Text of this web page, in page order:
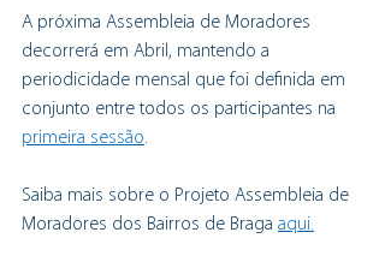
A próxima Assembleia de Moradores
decorrerá em Abril, mantendo a
periodicidade mensal que foi definida em
conjunto entre todos os participantes na
primeira sessão.
Saiba mais sobre o Projeto Assembleia de
Moradores dos Bairros de Braga aqui.